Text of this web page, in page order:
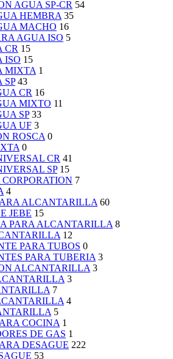
AGUA SP-CR 54
HEMBRA 35
MACHO 16
AGUA ISO 5
CR 15
ISO 15
MIXTA 1
SP 43
CR 16
MIXTO 11
SP 33
UF 3
ROSCA 0
0
CR 41
SP 15
7
4
ALCANTARILLA 60
JEBE 15
PARA ALCANTARILLA 8
12
PARA TUBOS 0
PARA TUBERIA 3
ALCANTARILLA 3
3
7
4
5
COCINA 1
DE GAS 1
DESAGUE 222
53